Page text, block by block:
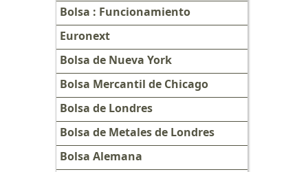
Bolsa : Funcionamiento
Euronext
Bolsa de Nueva York
Bolsa Mercantil de Chicago
Bolsa de Londres
Bolsa de Metales de Londres
Bolsa Alemana